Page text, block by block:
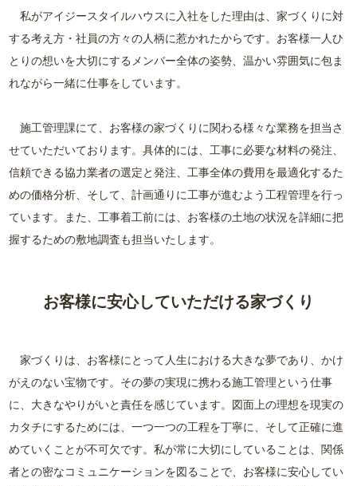
私がアイジースタイルハウスに入社をした理由は、家づくりに対
する考え方・社員の方々の人柄に惹かれたからです。お客様一人ひ
とりの想いを大切にするメンバー全体の姿勢、温かい雰囲気に包ま
れながら一緒に仕事をしています。
施工管理課にて、お客様の家づくりに関わる様々な業務を担当さ
せていただいております。具体的には、工事に必要な材料の発注、
信頼できる協力業者の選定と発注、工事全体の費用を最適化するた
めの価格分析、そして、計画通りに工事が進むよう工程管理を行っ
ています。また、工事着工前には、お客様の土地の状況を詳細に把
握するための敷地調査も担当いたします。
お客様に安心していただける家づくり
家づくりは、お客様にとって人生における大きな夢であり、かけ
がえのない宝物です。その夢の実現に携わる施工管理という仕事
に、大きなやりがいと責任を感じています。図面上の理想を現実の
カタチにするためには、一つ一つの工程を丁寧に、そして正確に進
めていくことが不可欠です。私が常に大切にしていることは、関係
者との密なコミュニケーションを図ることで、お客様に安心してい